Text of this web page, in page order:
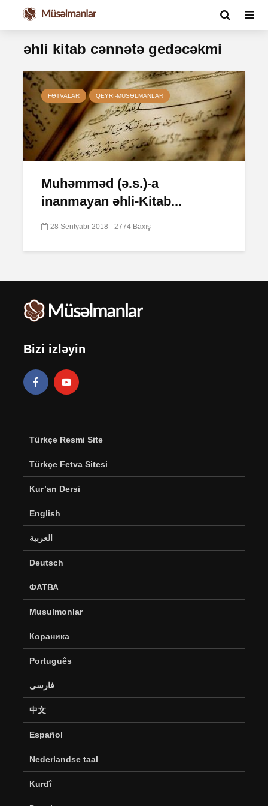
əhli kitab cənnətə gedəcəkmi
FƏTVALAR QEYRI-MÜSƏLMANLAR
Muhəmməd (ə.s.)-a
inanmayan əhli-Kitab...
28 Sentyabr 2018 2774 Baxış
Bizi izləyin
Türkçe Resmi Site
Türkçe Fetva Sitesi
Kur’an Dersi
English
العربية
Deutsch
ФАТВА
Musulmonlar
Кораника
Português
فارسی
中文
Español
Nederlandse taal
Kurdî